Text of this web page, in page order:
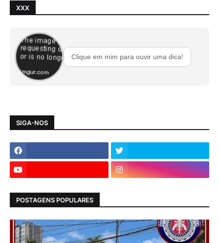
XXX
Clique em mim para ouvir uma dica!
SIGA-NOS
POSTAGENS POPULARES